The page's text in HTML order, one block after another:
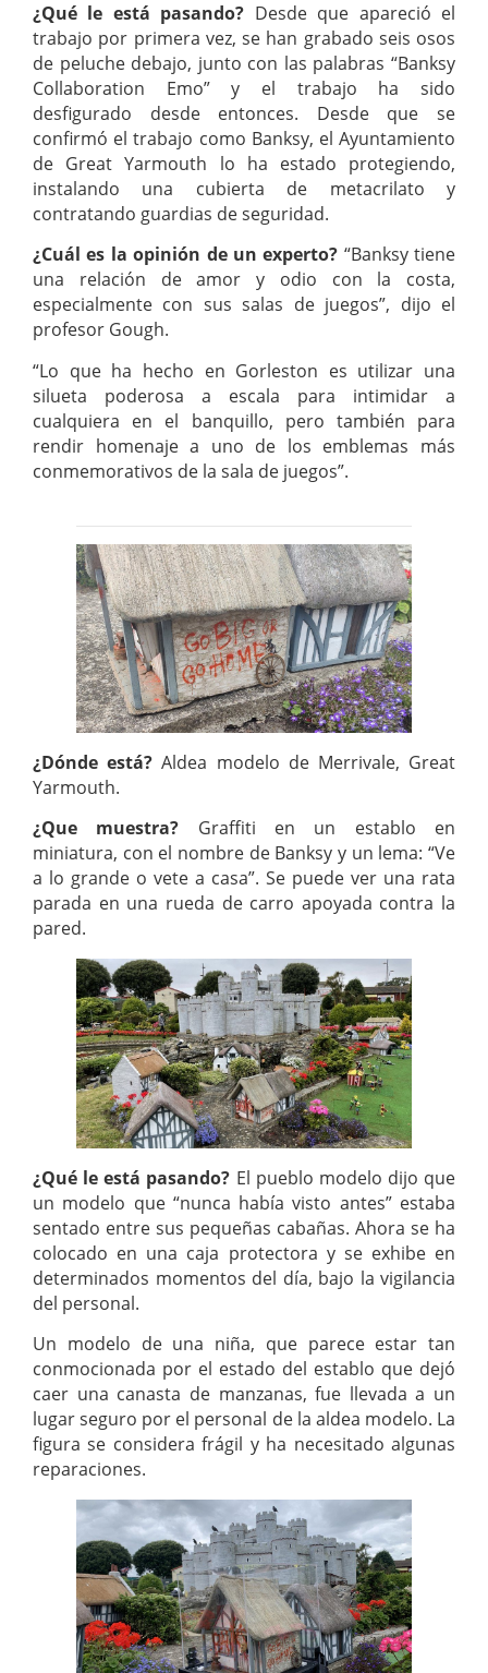
¿Qué le está pasando? Desde que apareció el
trabajo por primera vez, se han grabado seis osos
de peluche debajo, junto con las palabras “Banksy
Collaboration Emo” y el trabajo ha sido
desfigurado desde entonces. Desde que se
confirmó el trabajo como Banksy, el Ayuntamiento
de Great Yarmouth lo ha estado protegiendo,
instalando una cubierta de metacrilato y
contratando guardias de seguridad.
¿Cuál es la opinión de un experto? “Banksy tiene
una relación de amor y odio con la costa,
especialmente con sus salas de juegos”, dijo el
profesor Gough.
“Lo que ha hecho en Gorleston es utilizar una
silueta poderosa a escala para intimidar a
cualquiera en el banquillo, pero también para
rendir homenaje a uno de los emblemas más
conmemorativos de la sala de juegos”.
¿Dónde está?Aldea modelo de Merrivale, Great
Yarmouth.
¿Que muestra? Graffiti en un establo en
miniatura, con el nombre de Banksy y un lema: “Ve
a lo grande o vete a casa”. Se puede ver una rata
parada en una rueda de carro apoyada contra la
pared.
¿Qué le está pasando? El pueblo modelo dijo que
un modelo que “nunca había visto antes” estaba
sentado entre sus pequeñas cabañas. Ahora se ha
colocado en una caja protectora y se exhibe en
determinados momentos del día, bajo la vigilancia
del personal.
Un modelo de una niña, que parece estar tan
conmocionada por el estado del establo que dejó
caer una canasta de manzanas, fue llevada a un
lugar seguro por el personal de la aldea modelo. La
figura se considera frágil y ha necesitado algunas
reparaciones.